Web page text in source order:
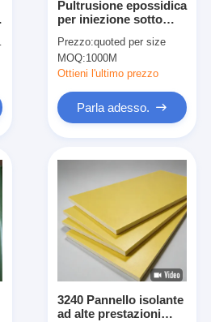
Pultrusione epossidica
per iniezione sotto
elettrica ad alta
densità
Prezzo:quoted per size
MOQ:1000M
Ottieni l'ultimo prezzo
Parla adesso.
3240 Pannello isolante
ad alte prestazioni